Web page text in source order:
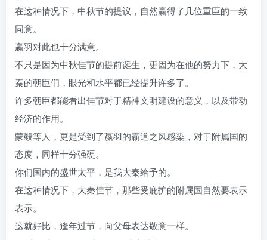
在这种情况下，中秋节的提议，自然赢得了几位重臣的一致
同意。
嬴羽对此也十分满意。
不只是因为中秋佳节的提前诞生，更因为在他的努力下，大
秦的朝臣们，眼光和水平都已经提升许多了。
许多朝臣都能看出佳节对于精神文明建设的意义，以及带动
经济的作用。
蒙毅等人，更是受到了嬴羽的霸道之风感染，对于附属国的
态度，同样十分强硬。
你们国内的盛世太平，是我大秦给予的。
在这种情况下，大秦佳节，那些受庇护的附属国自然要表示
表示。
这就好比，逢年过节，向父母表达敬意一样。